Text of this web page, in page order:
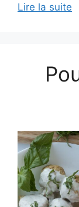
Lire la suite